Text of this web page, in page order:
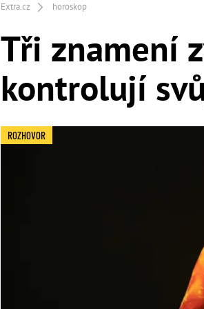
Extra.cz horoskop
Tři znamení
kontrolují
ROZHOVOR